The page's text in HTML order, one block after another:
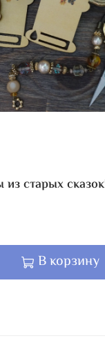
старых
В корзину